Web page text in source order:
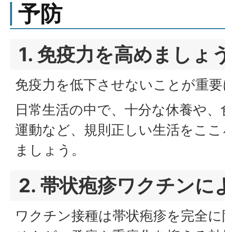
予防
1. 免疫力を高めましょ
免疫力を低下させないことが重
日常生活の中で、十分な休養や
運動など、規則正しい生活をこ
ましょう。
2. 帯状疱疹ワクチンに
ワクチン接種は帯状疱疹を完全